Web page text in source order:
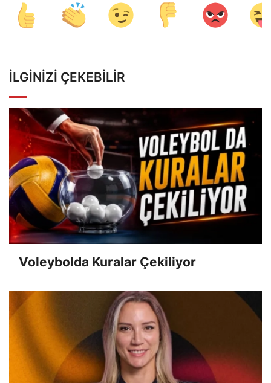
İLGINIZI ÇEKEBILIR
Voleybolda Kuralar Çekiliyor